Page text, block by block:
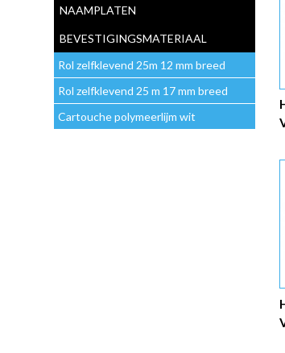
NAAMPLATEN
BEVESTIGINGSMATERIAAL
Rol zelfklevend 25m 12 mm breed
Rol zelfklevend 25 m 17 mm breed
Cartouche polymeerlijm wit